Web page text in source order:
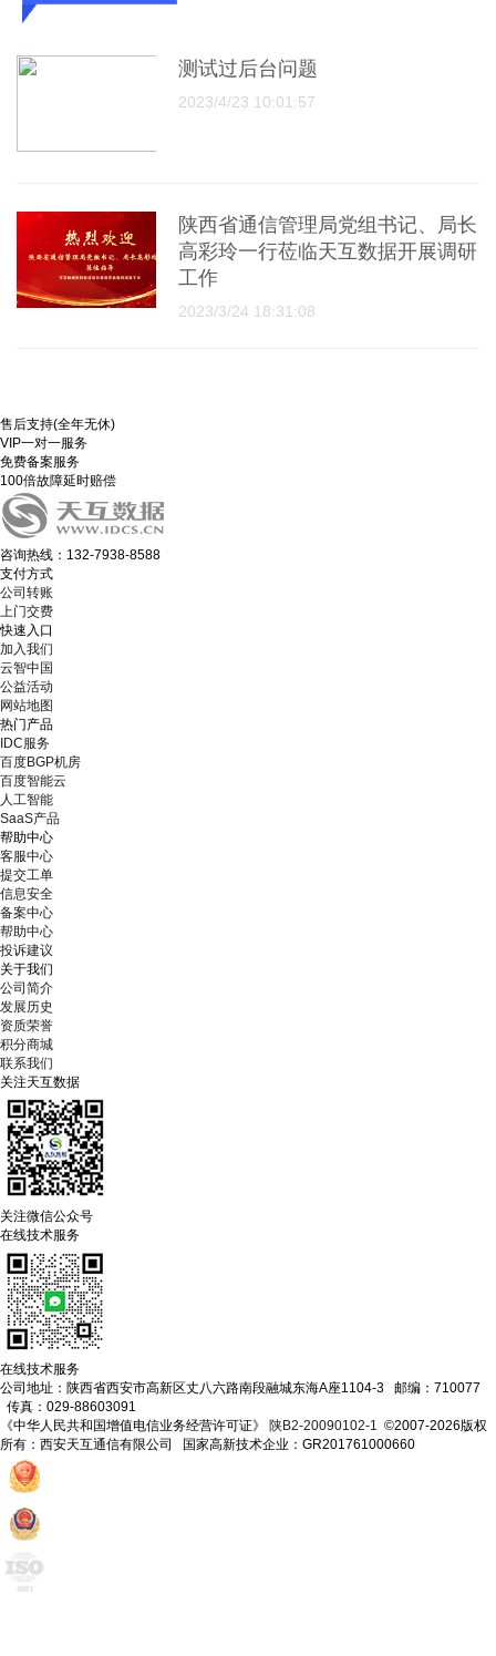
测试过后台问题
2023/4/23 10:01:57
陕西省通信管理局党组书记、局长
高彩玲一行莅临天互数据开展调研
工作
2023/3/24 18:31:08
售后支持(全年无休)
VIP一对一服务
免费备案服务
100倍故障延时赔偿
咨询热线：132-7938-8588
支付方式
公司转账
上门交费
快速入口
加入我们
云智中国
公益活动
网站地图
热门产品
IDC服务
百度BGP机房
百度智能云
人工智能
SaaS产品
帮助中心
客服中心
提交工单
信息安全
备案中心
帮助中心
投诉建议
关于我们
公司简介
发展历史
资质荣誉
积分商城
联系我们
关注天互数据
关注微信公众号
在线技术服务
在线技术服务
公司地址：陕西省西安市高新区丈八六路南段融城东海A座1104-3 邮编：710077
传真：029-88603091
《中华人民共和国增值电信业务经营许可证》 陕B2-20090102-1
©2007-2026版权
所有：西安天互通信有限公司 国家高新技术企业：GR201761000660